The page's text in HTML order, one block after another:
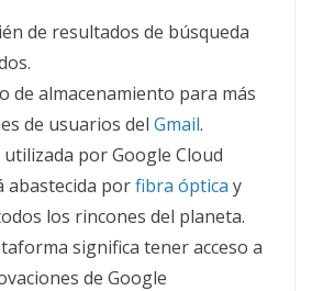
de resultados de búsqueda
de almacenamiento para más
de usuarios del Gmail.
por Google Cloud
abastecida porfibra óptica y
los rincones del planeta.
significa tener acceso a
de Google